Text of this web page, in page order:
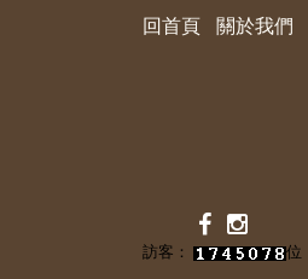
訪客： 位
回首頁 關於我們